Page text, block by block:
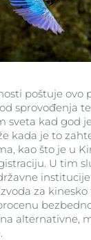
poštuje ovo
sprovođenja
sveta kad god
kada je to
kao što je u
U tim
za
alternativne,